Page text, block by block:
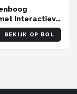
Interactieve
BEKIJK OP BOL